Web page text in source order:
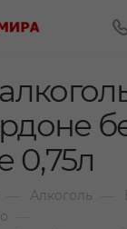
0,75л
Алкоголь